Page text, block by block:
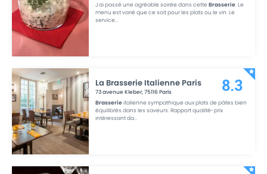
J ai passé une agréable soirée dans cetteBrasserie. Le
menu est varié que ce soit pour les plats ou le vin. Le
service...
La Brasserie Italienne Paris
73 avenue Kleber,75116Paris
Brasserieitalienne sympathique aux plats de pâtes bien
équilibrés dans les saveurs. Rapport qualité-prix
intéressant da...
8.3